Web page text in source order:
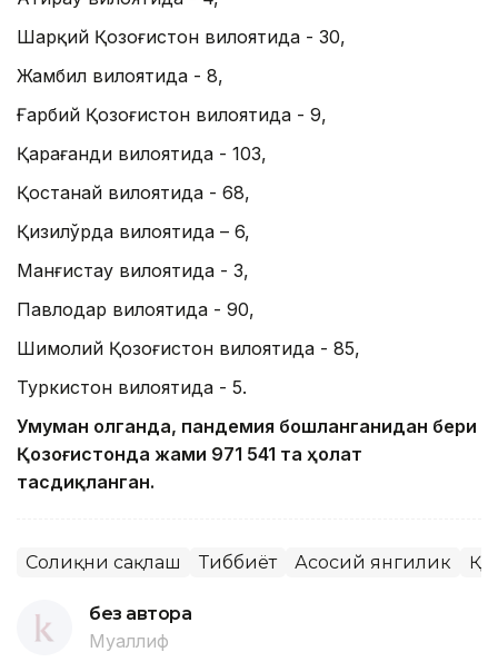
Шарқий Қозоғистон вилоятида - 30,
Жамбил вилоятида - 8,
Ғарбий Қозоғистон вилоятида - 9,
Қарағанди вилоятида - 103,
Қостанай вилоятида - 68,
Қизилўрда вилоятида – 6,
Манғистау вилоятида - 3,
Павлодар вилоятида - 90,
Шимолий Қозоғистон вилоятида - 85,
Туркистон вилоятида - 5.
Умуман олганда, пандемия бошланганидан бери
Қозоғистонда жами 971 541 та ҳолат
тасдиқланган.
Соғлиқни сақлаш Тиббиёт Асосий янгилик ҚР
без автора
Муаллиф